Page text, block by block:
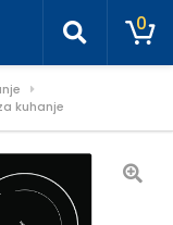
0
kuhanje